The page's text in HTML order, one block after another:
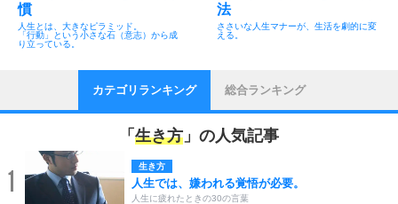
慣
人生とは、大きなピラミッド。
「行動」という小さな石（意志）から成
り立っている。
法
ささいな人生マナーが、生活を劇的に変
える。
カテゴリランキング 総合ランキング
「 生き方 」の人気記事
1 生き方
人生では、嫌われる覚悟が必要。
人生に疲れたときの30の言葉